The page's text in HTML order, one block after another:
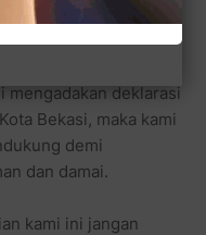
sedikitnya
mengadakan deklarasi
Bekasi, maka kami
demi
dan damai.
kami ini jangan